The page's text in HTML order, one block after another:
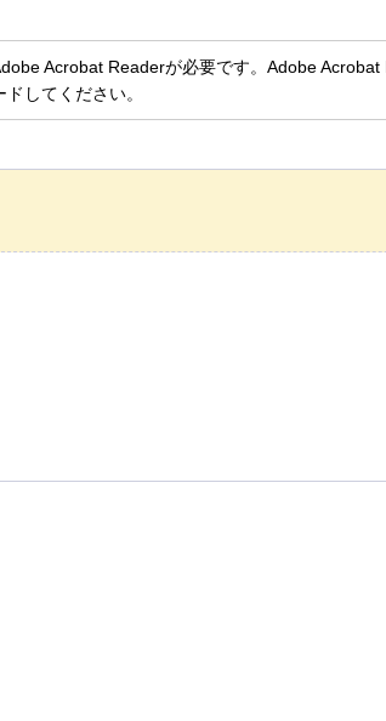
Acrobat Readerが必要です。Adobe
してください。